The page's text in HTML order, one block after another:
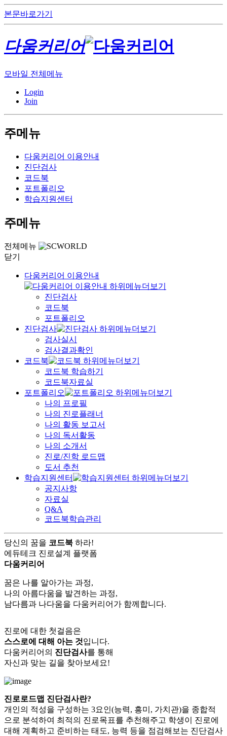
본문바로가기
다움커리어
모바일 전체메뉴
Login
Join
주메뉴
다움커리어 이용안내
진단검사
코드북
포트폴리오
학습지원센터
주메뉴
전체메뉴
닫기
다움커리어 이용안내
진단검사
코드북
포트폴리오
진단검사
검사실시
검사결과확인
코드북
코드북 학습하기
코드북자료실
포트폴리오
나의 프로필
나의 진로플래너
나의 활동 보고서
나의 독서활동
나의 소개서
진로/진학 로드맵
도서 추천
학습지원센터
공지사항
자료실
Q&A
코드북학습관리
당신의 꿈을 코드북 하라!
에듀테크 진로설계 플랫폼
다움커리어
꿈은 나를 알아가는 과정,
나의 아름다움을 발견하는 과정,
남다름과 나다움을 다움커리어가 함께합니다.
진로에 대한 첫걸음은
스스로에 대해 아는 것입니다.
다움커리어의 진단검사를 통해
자신과 맞는 길을 찾아보세요!
진로로드맵 진단검사란?
개인의 적성을 구성하는 3요인(능력, 흥미, 가치관)을 종합적
으로 분석하여 최적의 진로목표를 추천해주고 학생이 진로에
대해 계획하고 준비하는 태도, 능력 등을 점검해보는 진단검사